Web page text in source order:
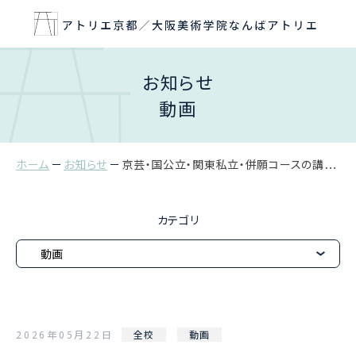
お知らせ
動画
ホーム お知らせ 京芸・国公立・関東私立・併願コースの講評動画を配信しました
カテゴリ
2026年05月22日 全校 動画